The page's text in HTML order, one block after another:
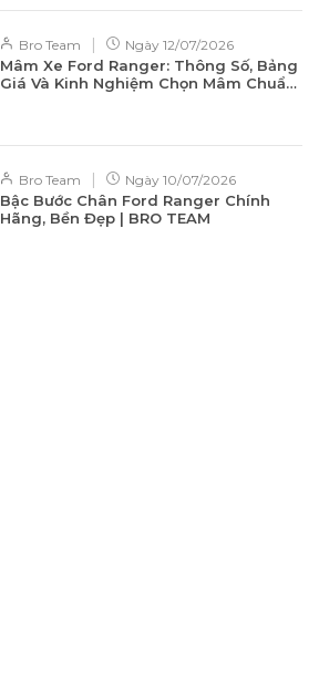
Bro Team | Ngày 12/07/2026
Mâm Xe Ford Ranger: Thông Số, Bảng
Giá Và Kinh Nghiệm Chọn Mâm Chuẩn
Bro Team | Ngày 10/07/2026
Bậc Bước Chân Ford Ranger Chính
Hãng, Bền Đẹp | BRO TEAM